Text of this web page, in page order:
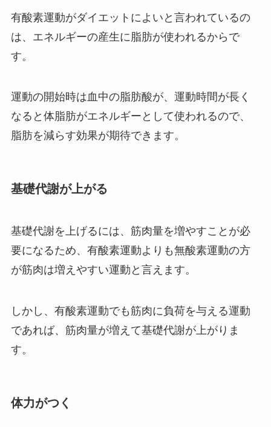
有酸素運動がダイエットによいと言われているの
は、エネルギーの産生に脂肪が使われるからで
す。
運動の開始時は血中の脂肪酸が、運動時間が長く
なると体脂肪がエネルギーとして使われるので、
脂肪を減らす効果が期待できます。
基礎代謝が上がる
基礎代謝を上げるには、筋肉量を増やすことが必
要になるため、有酸素運動よりも無酸素運動の方
が筋肉は増えやすい運動と言えます。
しかし、有酸素運動でも筋肉に負荷を与える運動
であれば、筋肉量が増えて基礎代謝が上がりま
す。
体力がつく